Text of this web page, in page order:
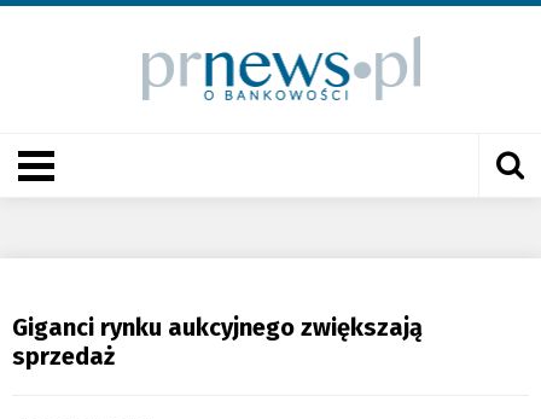
Giganci rynku aukcyjnego zwiększają
sprzedaż